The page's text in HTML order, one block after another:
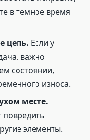
в темное время
цепь. Если у
важно
состоянии,
износа.
месте.
повредить
элементы.